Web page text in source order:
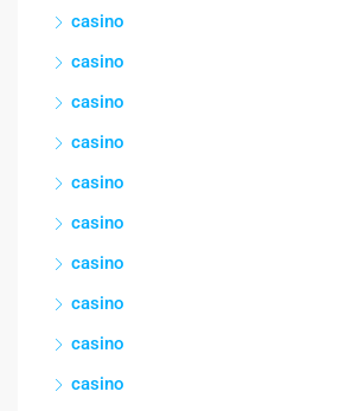
casino
casino
casino
casino
casino
casino
casino
casino
casino
casino